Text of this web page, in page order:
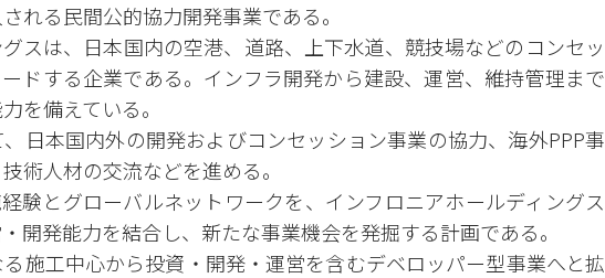
れる民間公的協力開発事業である。
スは、日本国内の空港、道路、上下水道、競技場などのコンセッ
ドする企業である。インフラ開発から建設、運営、維持管理まで
を備えている。
日本国内外の開発およびコンセッション事業の協力、海外PPP事
術人材の交流などを進める。
験とグローバルネットワークを、インフロニアホールディングス
開発能力を結合し、新たな事業機会を発掘する計画である。
施工中心から投資・開発・運営を含むデベロッパー型事業へと拡